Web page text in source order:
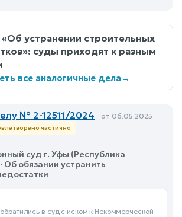
«Об устранении строительных
суды приходят к разным
все аналогичные дела→
№ 2-12511/2024 от 06.05.2025
частично
суд г. Уфы (Республика
Об обязании устранить
в суд с иском к Некоммерческой